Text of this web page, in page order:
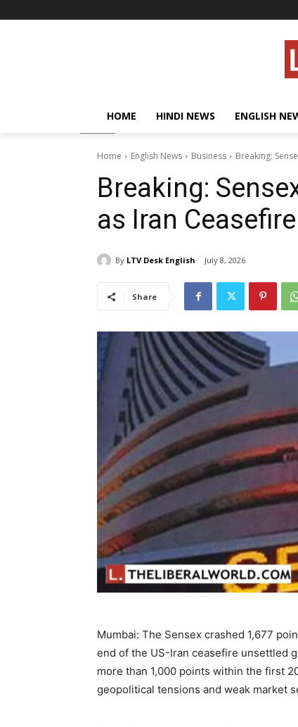
HOME HINDI NEWS ENGLISH
Home English News Business Breaking:
Breaking:
as Iran
By LTV Desk English July 8, 2026
Share
Mumbai: The Sensex crashed 1,677
end of the US-Iran ceasefire unsettled
more than 1,000 points within the first
geopolitical tensions and weak market